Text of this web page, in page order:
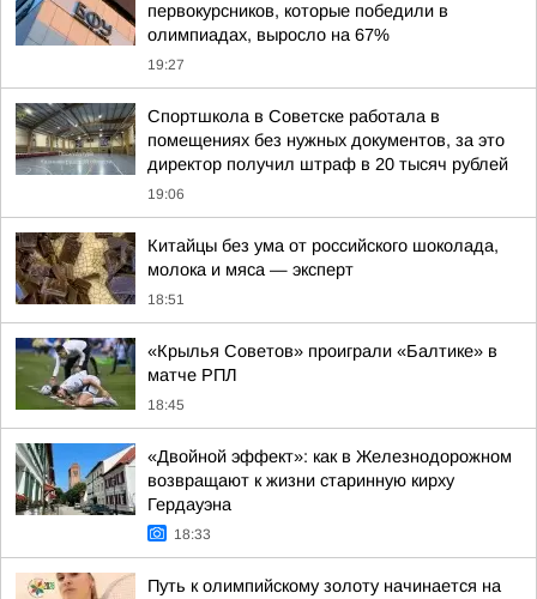
первокурсников, которые победили в
олимпиадах, выросло на 67%
19:27
Спортшкола в Советске работала в
помещениях без нужных документов, за это
директор получил штраф в 20 тысяч рублей
19:06
Китайцы без ума от российского шоколада,
молока и мяса — эксперт
18:51
«Крылья Советов» проиграли «Балтике» в
матче РПЛ
18:45
«Двойной эффект»: как в Железнодорожном
возвращают к жизни старинную кирху
Гердауэна
18:33
Путь к олимпийскому золоту начинается на